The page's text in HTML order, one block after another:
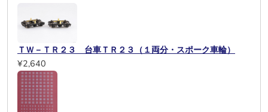
ＴＷ－ＴＲ２３ 台車ＴＲ２３（１両分・スポーク車輪）
¥2,640